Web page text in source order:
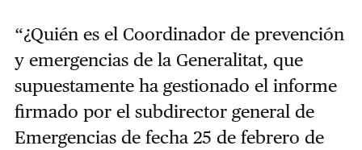
“¿Quién es el Coordinador de prevención
y emergencias de la Generalitat, que
supuestamente ha gestionado el informe
firmado por el subdirector general de
Emergencias de fecha 25 de febrero de